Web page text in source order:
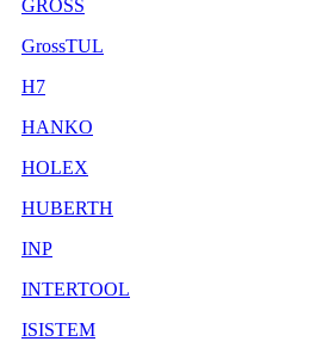
GROSS
GrossTUL
H7
HANKO
HOLEX
HUBERTH
INP
INTERTOOL
ISISTEM